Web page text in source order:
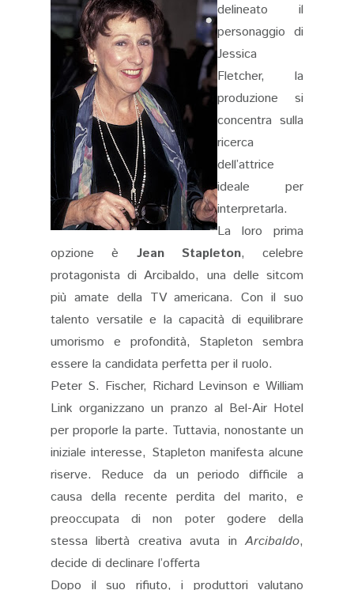
delineato il
personaggio di
Jessica
Fletcher, la
produzione si
concentra sulla
ricerca
dell’attrice
ideale per
interpretarla.
La loro prima
opzione è Jean Stapleton, celebre
protagonista di Arcibaldo, una delle sitcom
più amate della TV americana. Con il suo
talento versatile e la capacità di equilibrare
umorismo e profondità, Stapleton sembra
essere la candidata perfetta per il ruolo​.
Peter S. Fischer, Richard Levinson e William
Link organizzano un pranzo al Bel-Air Hotel
per proporle la parte. Tuttavia, nonostante un
iniziale interesse, Stapleton manifesta alcune
riserve. Reduce da un periodo difficile a
causa della recente perdita del marito, e
preoccupata di non poter godere della
stessa libertà creativa avuta in Arcibaldo,
decide di declinare l’offerta​
Dopo il suo rifiuto, i produttori valutano